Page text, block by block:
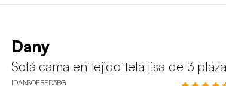
Dany
Sofá cama en tejido tela lisa de 3
IDANSOFBED3BG